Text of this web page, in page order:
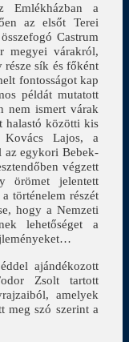
Emlékházban a
az elsőt Terei
Castrum
megyei várakról,
sík és főként
fontosságot kap
példát mutatott
nem ismert várak
halastó közötti kis
Kovács Lajos, a
az egykori Bebek-
végzett
örömet jelentett
történelem részét
hogy a Nemzeti
lehetőséget a
ajándékozott
Zsolt tartott
amelyek
meg szó szerint a